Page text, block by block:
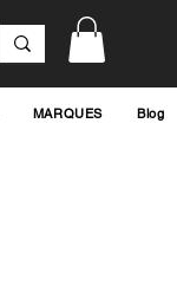
MARQUES Blog